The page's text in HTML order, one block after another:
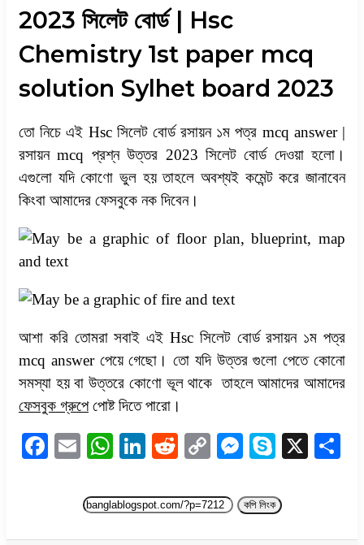
2023 সিলেট বোর্ড | Hsc
Chemistry 1st paper mcq
solution Sylhet board 2023
তো নিচে এই Hsc সিলেট বোর্ড রসায়ন ১ম পত্র mcq answer |
রসায়ন mcq প্রশ্ন উত্তর 2023 সিলেট বোর্ড দেওয়া হলো।
এগুলো যদি কোণো ভুল হয় তাহলে অবশ্যই কমেন্ট করে জানাবেন
কিংবা আমাদের ফেসবুকে নক দিবেন।
আশা করি তোমরা সবাই এই Hsc সিলেট বোর্ড রসায়ন ১ম পত্র
mcq answer পেয়ে গেছো। তো যদি উত্তর গুলো পেতে কোনো
সমস্যা হয় বা উত্তরে কোণো ভূল থাকে তাহলে আমাদের আমাদের
ফেসবুক গ্রুপেপোষ্ট দিতে পারো।
Facebook
EmailWhatsApp
LinkedIn
RedditCopyMessenger
Skype
X
কপি লিংক